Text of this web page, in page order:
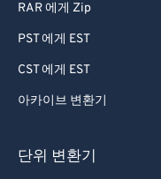
RAR 에게 Zip
PST 에게 EST
CST 에게 EST
아카이브 변환기
단위 변환기